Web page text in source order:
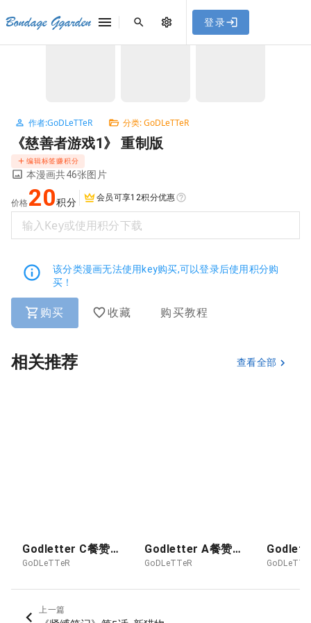
，使用遇到
问题请联系客服。
Bondage Ggarden 登录
首页 / GoDLeTTeR / 《慈善者游戏1》 重制版
作者:GoDLeTTeR 分类: GoDLeTTeR
《慈善者游戏1》 重制版
编辑标签赚积分
本漫画共46张图片
价格 20积分 会员可享12积分优惠
输入Key或使用积分下载
该分类漫画无法使用key购买,可以登录后使用积分购
买！
购买 收藏 购买教程
相关推荐 查看全部
Godletter C餐赞助图 2026-08月 抖M侠
GoDLeTTeR
Godletter A餐赞助图 26-08 POKER - KUROZAWA ROUKYO
GoDLeTTeR
上一篇